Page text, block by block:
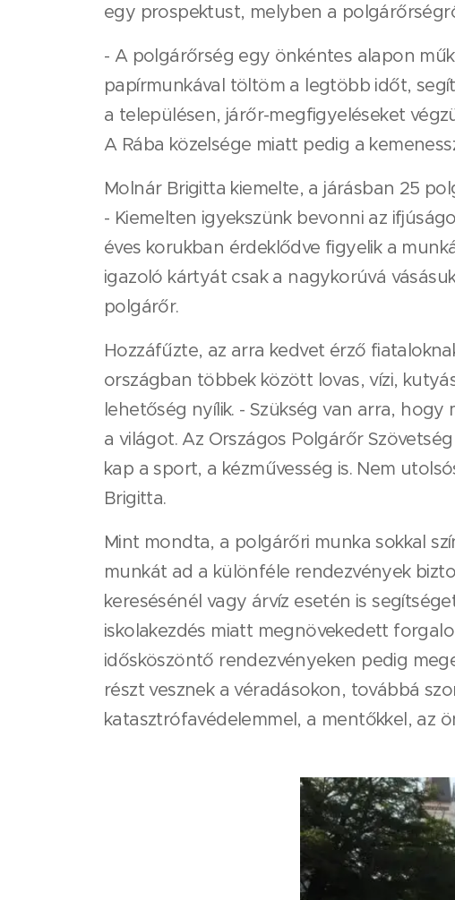
egy prospektust, melyben a
- A polgárőrség egy önkéntes alapon
papírmunkával töltöm a legtöbb időt,
a településen, járőr-megfigyeléseket
A Rába közelsége miatt pedig a
Molnár Brigitta kiemelte, a járásban 25
- Kiemelten igyekszünk bevonni az
éves korukban érdeklődve figyelik a
igazoló kártyát csak a nagykorúvá
polgárőr.
Hozzáfűzte, az arra kedvet érző
országban többek között lovas, vízi,
lehetőség nyílik. - Szükség van arra,
a világot. Az Országos Polgárőr
kap a sport, a kézművesség is. Nem
Brigitta.
Mint mondta, a polgárőri munka sokkal
munkát ad a különféle rendezvények
keresésénél vagy árvíz esetén is
iskolakezdés miatt megnövekedett
idősköszöntő rendezvényeken pedig
részt vesznek a véradásokon, továbbá
katasztrófavédelemmel, a mentőkkel, az